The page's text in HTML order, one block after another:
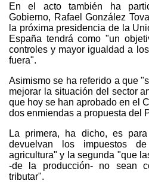
En el acto también ha
Gobierno, Rafael González
la próxima presidencia de la
España tendrá como "un
controles y mayor igualdad a
fuera".
Asimismo se ha referido a que
mejorar la situación del sector
que hoy se han aprobado en el
dos enmiendas a propuesta del
La primera, ha dicho, es
devuelvan los impuestos
agricultura" y la segunda "que
-de la producción- no sean
tributar".